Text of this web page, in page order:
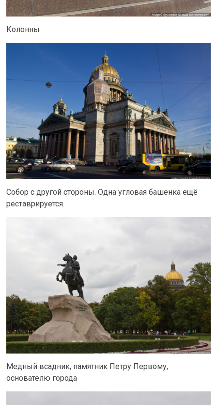
Колонны
Собор с другой стороны. Одна угловая башенка ещё
реставрируется.
Медный всадник, памятник Петру Первому,
основателю города